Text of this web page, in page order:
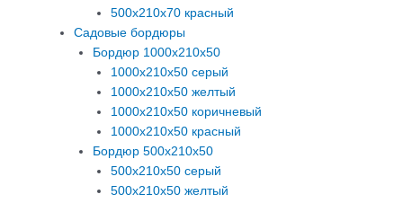
500х210х70 красный
Садовые бордюры
Бордюр 1000х210х50
1000х210х50 серый
1000х210х50 желтый
1000х210х50 коричневый
1000х210х50 красный
Бордюр 500х210х50
500х210х50 серый
500х210х50 желтый